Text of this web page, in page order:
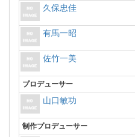
久保忠佳
有馬一昭
佐竹一美
プロデューサー
山口敏功
制作プロデューサー